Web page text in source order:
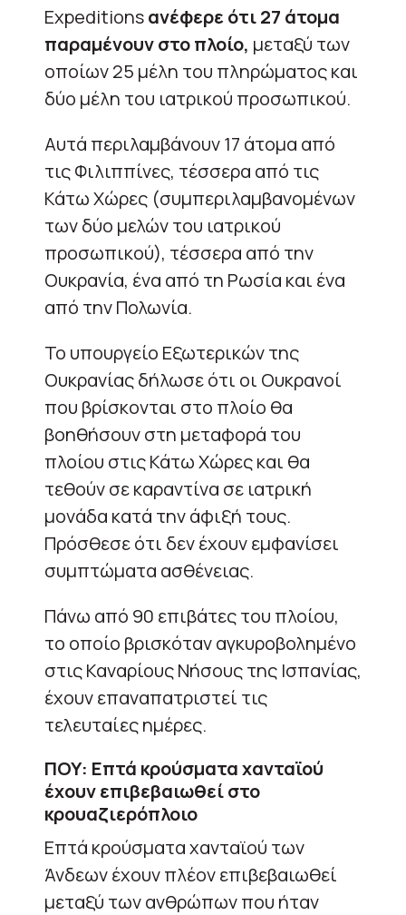
Expeditionsανέφερε ότι 27 άτομα
παραμένουν στο πλοίο, μεταξύ των
οποίων 25 μέλη του πληρώματος και
δύο μέλη του ιατρικού προσωπικού.
Αυτά περιλαμβάνουν 17 άτομα από
τις Φιλιππίνες, τέσσερα από τις
Κάτω Χώρες (συμπεριλαμβανομένων
των δύο μελών του ιατρικού
προσωπικού), τέσσερα από την
Ουκρανία, ένα από τη Ρωσία και ένα
από την Πολωνία.
Το υπουργείο Εξωτερικών της
Ουκρανίας δήλωσε ότι οι Ουκρανοί
που βρίσκονται στο πλοίο θα
βοηθήσουν στη μεταφορά του
πλοίου στις Κάτω Χώρες και θα
τεθούν σε καραντίνα σε ιατρική
μονάδα κατά την άφιξή τους.
Πρόσθεσε ότι δεν έχουν εμφανίσει
συμπτώματα ασθένειας.
Πάνω από 90 επιβάτες του πλοίου,
το οποίο βρισκόταν αγκυροβολημένο
στις Καναρίους Νήσους της Ισπανίας,
έχουν επαναπατριστεί τις
τελευταίες ημέρες.
ΠΟΥ: Επτά κρούσματα χανταϊού
έχουν επιβεβαιωθεί στο
κρουαζιερόπλοιο
Επτά κρούσματα χανταϊού των
Άνδεων έχουν πλέον επιβεβαιωθεί
μεταξύ των ανθρώπων που ήταν